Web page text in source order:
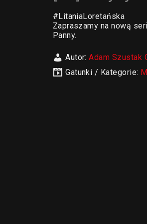
#LitaniaLoretańska
Zapraszamy na nową
Panny.
Autor:Adam Szustak
Gatunki / Kategorie: